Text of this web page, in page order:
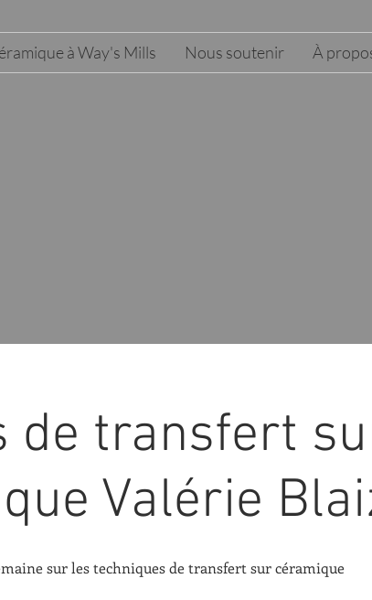
à Way's Mills Nous soutenir À
de transfert
Valérie
sur les techniques de transfert sur céramique